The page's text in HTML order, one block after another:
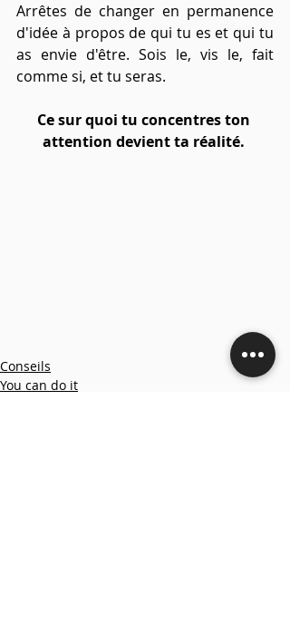
Arrêtes de changer en permanence
d'idée à propos de qui tu es et qui tu
as envie d'être. Sois le, vis le, fait
comme si, et tu seras.
Ce sur quoi tu concentres ton
attention devient ta réalité.
Conseils
You can do it